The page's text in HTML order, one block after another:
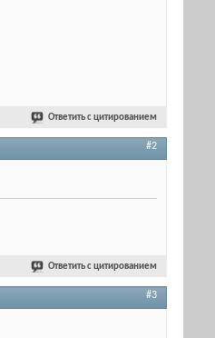
Ответить с цитированием
#2
Ответить с цитированием
#3